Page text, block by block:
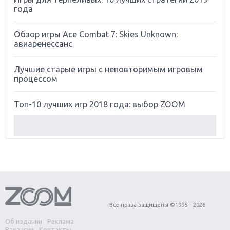
года
Обзор игры Ace Combat 7: Skies Unknown:
авиаренессанс
Лучшие старые игры с неповторимым игровым
процессом
Топ-10 лучших игр 2018 года: выбор ZOOM
Обзор игры Forza Horizon 4: вершина эволюции
Две важных новинки для консолей: Spider-Man и
Об издании
Реклама
Все права защищены ©1995 – 2026